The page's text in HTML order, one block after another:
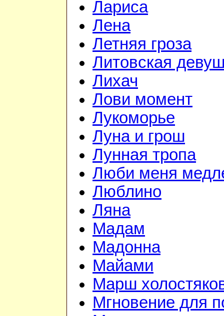
Лариса
Лена
Летняя гроза
Литовская
Лихач
Лови момент
Лукоморье
Луна и грош
Лунная тропа
Люби меня
Люблино
Ляна
Мадам
Мадонна
Майами
Марш
Мгновение для